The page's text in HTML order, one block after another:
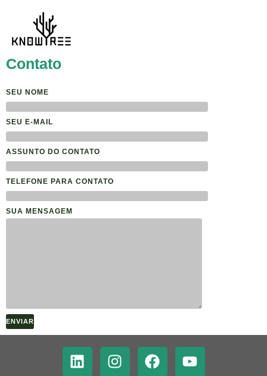
Contato
SEU NOME
SEU E-MAIL
ASSUNTO DO CONTATO
TELEFONE PARA CONTATO
SUA MENSAGEM